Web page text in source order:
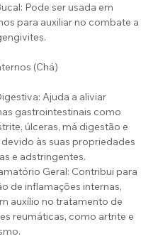
Pode ser usada em
para auxiliar no combate a
(Chá)
Ajuda a aliviar
gastrointestinais como
úlceras, má digestão e
devido às suas propriedades
e adstringentes.
Geral: Contribui para
de inflamações internas,
auxílio no tratamento de
reumáticas, como artrite e